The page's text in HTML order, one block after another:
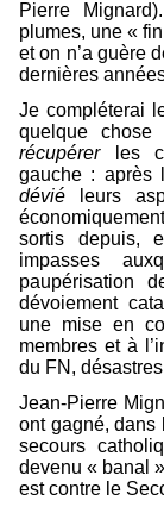
Pierre
plumes, une «
et on n’a guère
dernières
Je compléterai
quelque
récupérerles
gauche : après
dévié leurs
sortis depuis,
impasses
paupérisation
dévoiement
une mise en
membres et à
du FN,
Jean-Pierre
ont gagné, dans
secours
devenu « banal
est contre le